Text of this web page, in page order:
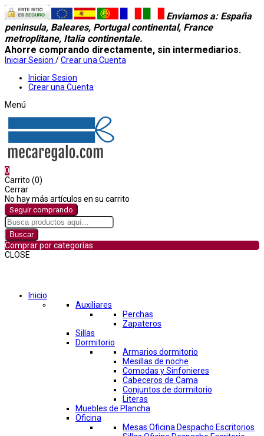
Enviamos a: España
peninsula, Baleares, Portugal continental, France
metroplitane, Italia continentale.
Ahorre comprando directamente, sin intermediarios.
Iniciar Sesion /Crear una Cuenta
Iniciar Sesion
Crear una Cuenta
Menú
0
Carrito (0)
Cerrar
No hay más artículos en su carrito
Seguir comprando
Buscar
Comprar por categorías
CLOSE
Inicio
Auxiliares
Perchas
Zapateros
Sillas
Dormitorio
Armarios dormitorio
Mesillas de noche
Comodas y Sinfonieres
Cabeceros de Cama
Conjuntos de dormitorio
Literas
Muebles de Plancha
Oficina
Mesas Oficina Despacho Escritorios